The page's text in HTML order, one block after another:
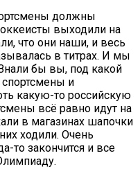
должны
выходили на
что они наши, и весь
в титрах. И мы
бы вы, под какой
спортсмены и
какую-то российскую
всё равно идут на
в магазинах шапочки
ходили. Очень
то закончится и все